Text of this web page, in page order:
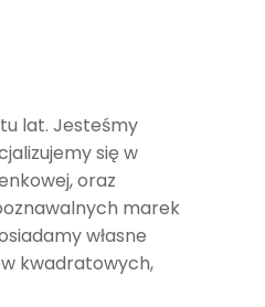
lat. Jesteśmy
się w
oraz
marek
własne
kwadratowych,